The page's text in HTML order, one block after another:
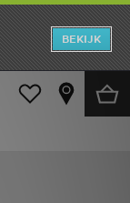
BEKIJK